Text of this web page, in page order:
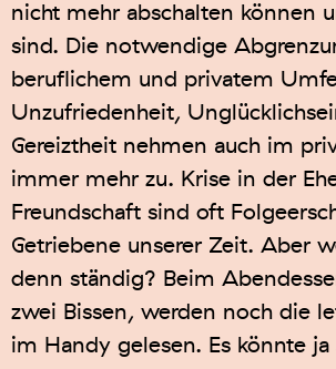
nicht mehr abschalten können
sind. Die notwendige
beruflichem und privatem
Unzufriedenheit,
Gereiztheit nehmen auch im
immer mehr zu. Krise in der
Freundschaft sind oft
Getriebene unserer Zeit. Aber
denn ständig? Beim
zwei Bissen, werden noch die
im Handy gelesen. Es könnte ja